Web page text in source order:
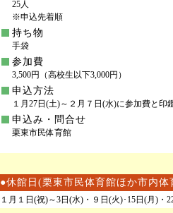
25人
※申込先着順
持ち物
手袋
参加費
3,500円（高校生以下3,000円）
申込方法
１月27日(土)～２月７日(水)に参加費と印
申込み・問合せ
栗東市民体育館
●休館日(栗東市民体育館ほか市内体
１月１日(祝)～3日(水)・９日(火)･15日(月)・